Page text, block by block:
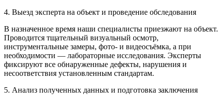
4. Выезд эксперта на объект и проведение обследования
В назначенное время наши специалисты приезжают на объект.
Проводится тщательный визуальный осмотр,
инструментальные замеры, фото- и видеосъёмка, а при
необходимости — лабораторные исследования. Эксперты
фиксируют все обнаруженные дефекты, нарушения и
несоответствия установленным стандартам.
5. Анализ полученных данных и подготовка заключения